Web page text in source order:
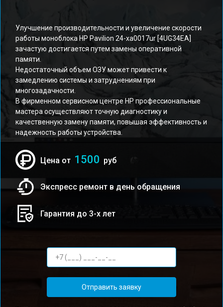
Улучшение производительности и увеличение скорости
работы моноблока HP Pavilion 24-xa0017ur [4UG34EA]
зачастую достигается путем замены оперативной
памяти.
Недостаточный объем ОЗУ может привести к
замедлению системы и затруднениям при
многозадачности.
В фирменном сервисном центре HP профессиональные
мастера осуществляют точную диагностику и
качественную замену памяти, повышая эффективность и
надежность работы устройства.
Цена от 1500 руб
Экспресс ремонт в день обращения
Гарантия до 3-х лет
Отправить заявку